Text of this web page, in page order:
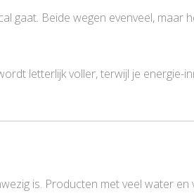
gaat. Beide wegen evenveel, maar
letterlijk voller, terwijl je energie-
is. Producten met veel water en